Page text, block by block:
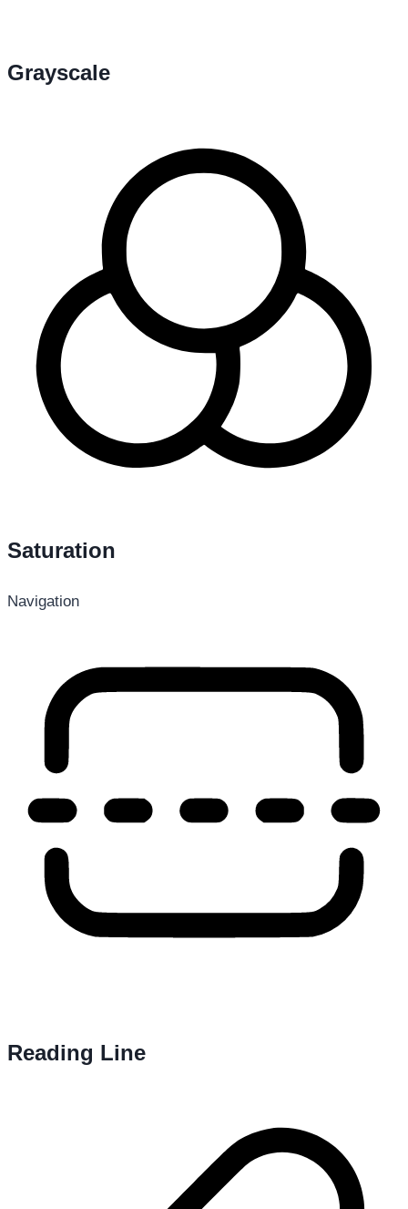
Grayscale
Saturation
Navigation
Reading Line